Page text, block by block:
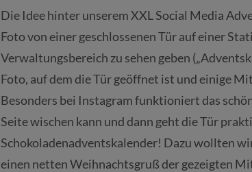
Die Idee hinter unserem XXL Social Media
Foto von einer geschlossenen Tür auf einer
Verwaltungsbereich zu sehen geben
Foto, auf dem die Tür geöffnet ist und einige
Besonders bei Instagram funktioniert das
Seite wischen kann und dann geht die Tür
Schokoladenadventskalender! Dazu wollten
einen netten Weihnachtsgruß der gezeigten